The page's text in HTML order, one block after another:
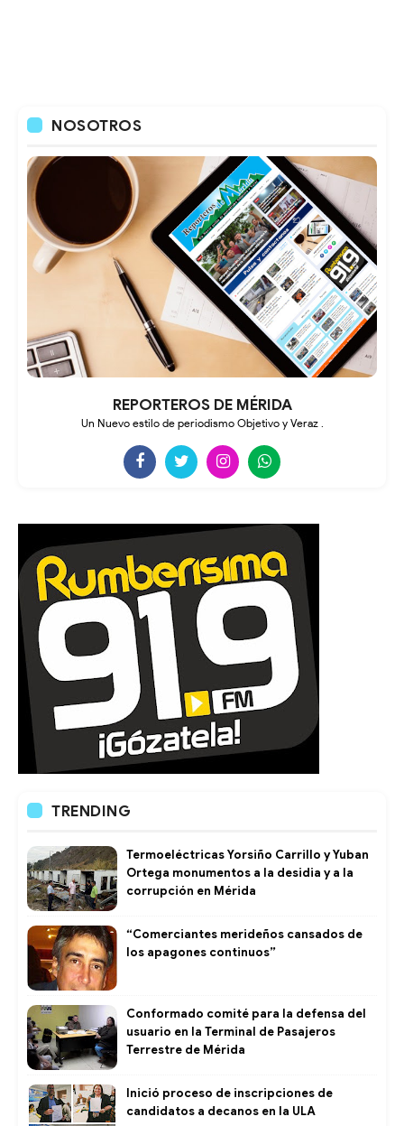
NOSOTROS
REPORTEROS DE MÉRIDA
Un Nuevo estilo de periodismo Objetivo y Veraz .
TRENDING
Termoeléctricas Yorsiño Carrillo y Yuban
Ortega monumentos a la desidia y a la
corrupción en Mérida
“Comerciantes merideños cansados de
los apagones continuos”
Conformado comité para la defensa del
usuario en la Terminal de Pasajeros
Terrestre de Mérida
Inició proceso de inscripciones de
candidatos a decanos en la ULA